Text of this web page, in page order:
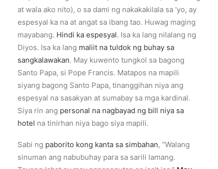
at wala ako nito), o sa dami ng nakakakilala sa ‘yo, ay
espesyal ka na at angat sa ibang tao. Huwag maging
mayabang. Hindi ka espesyal. Isa ka lang nilalang ng
Diyos. Isa ka lang maliit na tuldok ng buhay sa
sangkalawakan. May kuwento tungkol sa bagong
Santo Papa, si Pope Francis. Matapos na mapili
siyang bagong Santo Papa, tinanggihan niya ang
espesyal na sasakyan at sumabay sa mga kardinal.
Siya rin ang personal na nagbayad ng bill niya sa
hotel na tinirhan niya bago siya mapili.
Sabi ng paborito kong kanta sa simbahan, “Walang
sinuman ang nabubuhay para sa sarili lamang.